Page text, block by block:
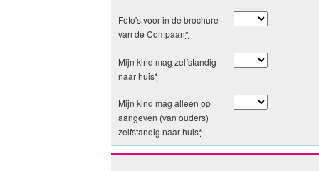
Foto's voor in de brochure
van de Compaan*
Mijn kind mag zelfstandig
naar huis*
Mijn kind mag alleen op
aangeven (van ouders)
zelfstandig naar huis*